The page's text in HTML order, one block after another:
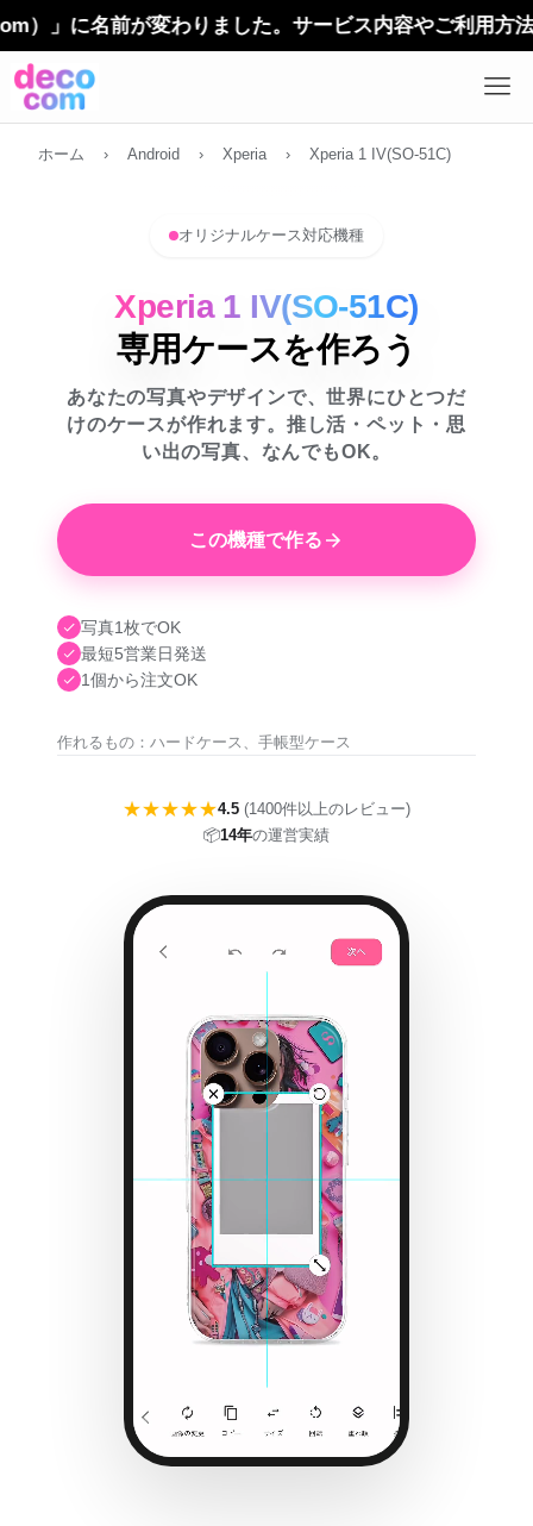
前が変わりました。サービス内容やご利用方法に変更
ホーム › Android › Xperia › Xperia 1 IV(SO-51C)
オリジナルケース対応機種
Xperia 1 IV(SO-51C)
専用ケースを作ろう
あなたの写真やデザインで、世界にひとつだ
けのケースが作れます。推し活・ペット・思
い出の写真、なんでもOK。
この機種で作る
写真1枚でOK
最短5営業日発送
1個から注文OK
作れるもの：ハードケース、手帳型ケース
★★★★★4.5 (1400件以上のレビュー)
📦14年の運営実績